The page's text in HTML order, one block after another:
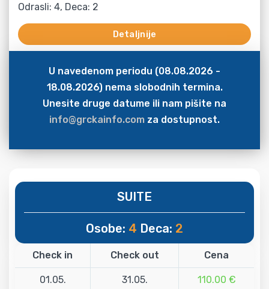
Odrasli: 4, Deca: 2
Detaljnije
U navedenom periodu (08.08.2026 -
18.08.2026) nema slobodnih termina.
Unesite druge datume ili nam pišite na
info@grckainfo.com za dostupnost.
SUITE
Osobe: 4 Deca: 2
Check in Check out Cena
01.05. 31.05. 110.00 €